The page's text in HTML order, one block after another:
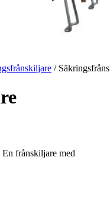
/
frånskiljare med